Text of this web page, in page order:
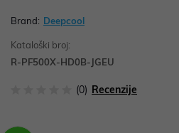
Brand: Deepcool
Kataloški broj:
R-PF500X-HD0B-JGEU
(0) Recenzije